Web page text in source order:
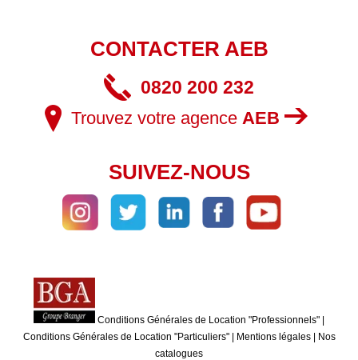
CONTACTER AEB
0820 200 232
Trouvez votre agence AEB
SUIVEZ-NOUS
Conditions Générales de Location "Professionnels"
Conditions Générales de Location "Particuliers"| Mentions légales|
Nos
catalogues